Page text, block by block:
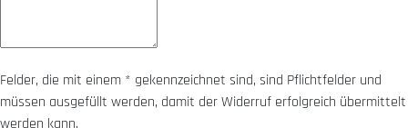
Felder, die mit einem * gekennzeichnet sind, sind Pflichtfelder und
müssen ausgefüllt werden, damit der Widerruf erfolgreich übermittelt
werden kann.